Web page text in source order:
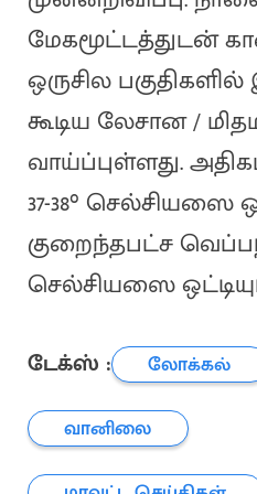
மேகமூட்டத்துடன்
ஒருசில
கூடிய லேசான /
வாய்ப்புள்ளது.
37-38° செல்சியஸை
குறைந்தபட்ச
செல்சியஸை
டேக்ஸ் :
லோக்கல்
வானிலை